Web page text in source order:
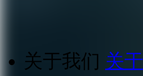
关于我们 关